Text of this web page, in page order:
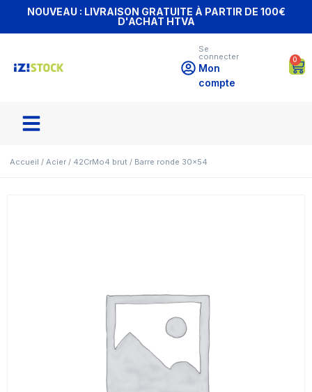
NOUVEAU : LIVRAISON GRATUITE À PARTIR DE 100€
D'ACHAT HTVA
Se
connecter
Mon
compte
0
Accueil / Acier / 42CrMo4 brut / Barre ronde 30×54